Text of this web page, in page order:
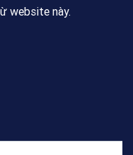
website này.